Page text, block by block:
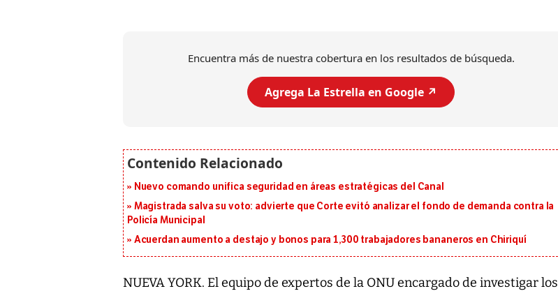
Encuentra más de nuestra cobertura en los resultados de búsqueda.
Agrega La Estrella en Google ↗️
Nuevo comando unifica seguridad en áreas estratégicas del Canal
Magistrada salva su voto: advierte que Corte evitó analizar el fondo de demanda contra la
Policía Municipal
Acuerdan aumento a destajo y bonos para 1,300 trabajadores bananeros en Chiriquí
NUEVA YORK. El equipo de expertos de la ONU encargado de investigar los
al sur de Japón, provocando una